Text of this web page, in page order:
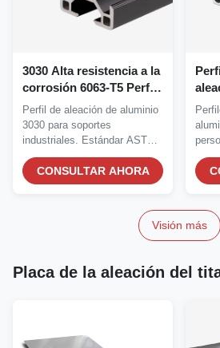
3030 Alta resistencia a la
corrosión 6063-T5 Perfil
de aleación de aluminio
para soportes
industriales de extrusión
personalizados
Perfil de aleación de aluminio
3030 para soportes
industriales. Estándar ASTM,
alta resistencia a...
CONSULTAR AHORA
y
Visión más
Placa de la aleación del